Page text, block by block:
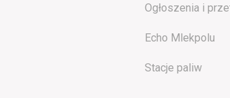
Ogłoszenia i
Echo Mlekpolu
Stacje paliw